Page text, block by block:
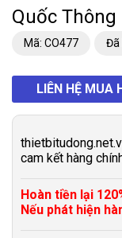
Quốc Thông
Mã: CO477 Đã
LIÊN HỆ MUA
cam kết hàng
Hoàn tiền lại
Nếu phát hiện